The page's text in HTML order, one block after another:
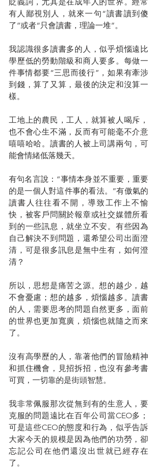
有人鄙視別人，就來一句“讀書讀到傻
了”或者“只會讀書，理論一堆”。
我認識很多讀書多的人，似乎煩惱遠比
學歷低的勞動階級和商人要多。每做一
件事情都要“三思而後行”，如果有牽涉
到錢，算了又算，最後的決定和沒算一
樣。
工地上的農民，工人，就算被人喝斥，
也不會心生不滿，反而有可能毫不介意
嘻嘻哈哈。讀書的人被上司講兩句，可
能會情緒低落幾天。
有句名言說：“事情本身並不重要，重要
的是一個人對這件事的看法。”有傲氣的
讀書人往往看不開，導致工作上不愉
快，被客戶問關於報章或社交媒體所看
到的一些訊息，就坐立不安。有些因為
自己解決不到問題，還希望公司出面澄
清，可是很多訊息是無中生有，如何澄
清？
所以，思想是痛苦之源。想的越少，越
不會憂慮；想的越多，煩惱越多。讀書
的人，需要思考的問題自然更多，面前
的世界也更加寬廣，煩惱也就隨之而來
了。
沒有高學歷的人，靠著他們的冒險精神
和抓住機會，見招拆招，也沒有參考書
可買，一切靠的是街頭智慧。
我非常佩服那次從無到有的生意人，要
克服的問題遠比在百年公司當CEO多；
可是這些CEO的態度和行為，似乎告訴
大家今天的規模是因為他們的功勞，卻
忘記公司在他們還沒出世就已經存在
了。